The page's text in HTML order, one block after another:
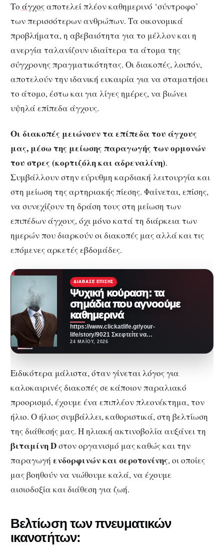
Το άγχοςαποτελεί πλέον καθημερινό ‘σύντροφο’
των περισσότερων ανθρώπων. Τα οικονομικά
προβλήματα, η αβεβαιότητα για το μέλλον και η
ανεργία ταλανίζουν ιδιαίτερα τα άτομα της
σύγχρονης πραγματικότητας. Οι διακοπές, λοιπόν,
αποτελούν την ιδανική ευκαιρία για να σταματήσει
το άτομο, έστω και για λίγες ημέρες, να βιώνει
υψηλά επίπεδα άγχους.
Οι διακοπές μειώνουν τα επίπεδα του άγχους
μας, μέσω της μείωσης παραγωγής των ορμονών
του στρες (κορτιζόλη και αδρεναλίνη).
Συμβάλλουν στην εύρυθμη καρδιακή λειτουργία και
στη μείωση της αρτηριακής πίεσης. Φαίνεται, επίσης,
να συνεχίζουν τη δράση τους στη μείωση των
επιπέδων άγχους, όχι μόνο κατά τη διάρκεια των
ημερών που διαρκούν οι διακοπές μας αλλά και τις
επόμενες αρκετές εβδομάδες.
ΔΙΆΒΑΣΕ ΕΠΊΣΗΣ
Ψυχική κούραση: τα
σημάδια που αγνοούμε
καθημερινά
https://www.clickatlife.gr/your-
life/story/9021 Σκεφτείτε να
τρέχετε σε έναν μαραθώνιο.
24 ΜΑΪ́ΟΥ, 2026
Ειδικότερα μάλιστα, όταν γίνεται λόγος για
καλοκαιρινές διακοπές σε κάποιον παραλιακό
προορισμό, έχουμε ένα επιπλέον πλεονέκτημα, τον
ήλιο. Ο ήλιος συμβάλλει, καθοριστικά, στη βελτίωση
της διάθεσής μας. Η ηλιακή ακτινοβολία αυξάνει τη
βιταμίνη Dστον οργανισμό μας καθώς και την
παραγωγή ενδορφινών και σεροτονίνης, οι οποίες
μας βοηθούν να νιώθουμε καλά, να έχουμε
αισιοδοξία και διάθεση για ζωή.
Βελτίωση των πνευματικών
ικανοτήτων: